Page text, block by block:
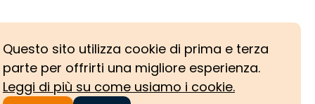
Questo sito utilizza cookie di prima e terza
parte per offrirti una migliore esperienza.
Leggi di più su come usiamo i cookie.